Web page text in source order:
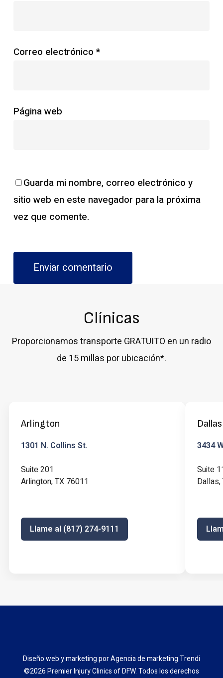
Correo electrónico *
Página web
Guarda mi nombre, correo electrónico y
sitio web en este navegador para la próxima
vez que comente.
Clínicas
Proporcionamos transporte GRATUITO en un radio
de 15 millas por ubicación*.
Arlington
1301 N. Collins St.
Suite 201
Arlington, TX 76011
Llame al (817) 274-9111
Dallas
3434
Suite
Diseño web y marketing porAgencia de marketing Trendi
©2026 Premier Injury Clinics of DFW. Todos los derechos